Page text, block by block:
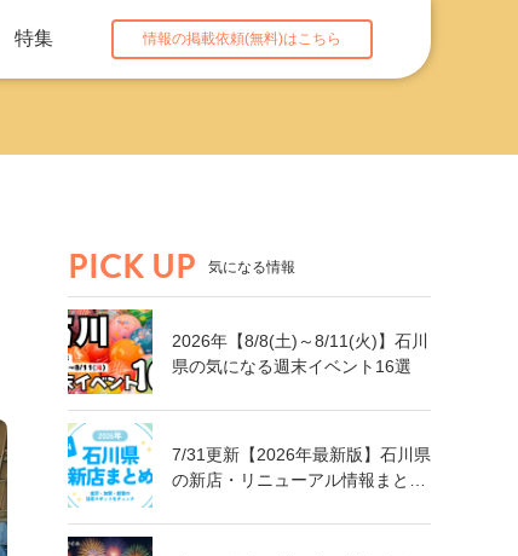
特集 情報の掲載依頼(無料)はこちら
PICK UP 気になる情報
2026年【8/8(土)～8/11(火)】石川
県の気になる週末イベント16選
7/31更新【2026年最新版】石川県
の新店・リニューアル情報まとめ
トをチェック！